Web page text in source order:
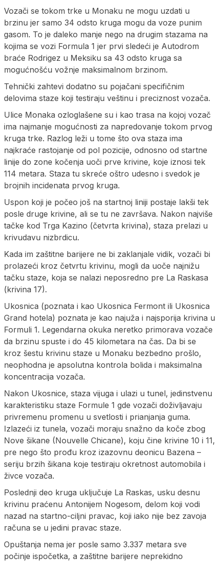
Vozači se tokom trke u Monaku ne mogu uzdati u
brzinu jer samo 34 odsto kruga mogu da voze punim
gasom. To je daleko manje nego na drugim stazama na
kojima se vozi Formula 1 jer prvi sledeći je Autodrom
braće Rodrigez u Meksiku sa 43 odsto kruga sa
mogućnošću vožnje maksimalnom brzinom.
Tehnički zahtevi dodatno su pojačani specifičnim
delovima staze koji testiraju veštinu i preciznost vozača.
Ulice Monaka ozloglašene su i kao trasa na kojoj vozač
ima najmanje mogućnosti za napredovanje tokom prvog
kruga trke. Razlog leži u tome što ova staza ima
najkraće rastojanje od pol pozicije, odnosno od startne
linije do zone kočenja uoči prve krivine, koje iznosi tek
114 metara. Staza tu skreće oštro udesno i svedok je
brojnih incidenata prvog kruga.
Uspon koji je počeo još na startnoj liniji postaje lakši tek
posle druge krivine, ali se tu ne završava. Nakon najviše
tačke kod Trga Kazino (četvrta krivina), staza prelazi u
krivudavu nizbrdicu.
Kada im zaštitne barijere ne bi zaklanjale vidik, vozači bi
prolazeći kroz četvrtu krivinu, mogli da uoče najnižu
tačku staze, koja se nalazi neposredno pre La Raskasa
(krivina 17).
Ukosnica (poznata i kao Ukosnica Fermont ili Ukosnica
Grand hotela) poznata je kao najuža i najsporija krivina u
Formuli 1. Legendarna okuka neretko primorava vozače
da brzinu spuste i do 45 kilometara na čas. Da bi se
kroz šestu krivinu staze u Monaku bezbedno prošlo,
neophodna je apsolutna kontrola bolida i maksimalna
koncentracija vozača.
Nakon Ukosnice, staza vijuga i ulazi u tunel, jedinstvenu
karakteristiku staze Formule 1 gde vozači doživljavaju
privremenu promenu u svetlosti i prianjanja guma.
Izlazeći iz tunela, vozači moraju snažno da koče zbog
Nove šikane (Nouvelle Chicane), koju čine krivine 10 i 11,
pre nego što prođu kroz izazovnu deonicu Bazena –
seriju brzih šikana koje testiraju okretnost automobila i
živce vozača.
Poslednji deo kruga uključuje La Raskas, usku desnu
krivinu praćenu Antonijem Nogesom, delom koji vodi
nazad na startno-ciljni pravac, koji iako nije bez zavoja
računa se u jedini pravac staze.
Opuštanja nema jer posle samo 3.337 metara sve
počinje ispočetka, a zaštitne barijere neprekidno